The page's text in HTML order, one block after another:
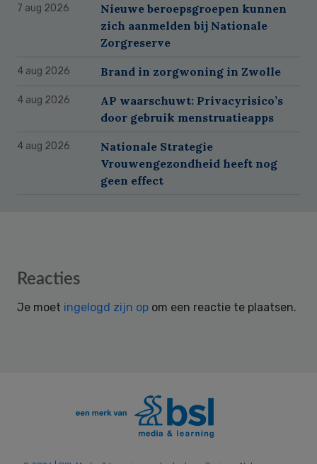
7 aug 2026
Nieuwe beroepsgroepen kunnen
zich aanmelden bij Nationale
Zorgreserve
4 aug 2026 Brand in zorgwoning in Zwolle
4 aug 2026
AP waarschuwt: Privacyrisico’s
door gebruik menstruatieapps
4 aug 2026
Nationale Strategie
Vrouwengezondheid heeft nog
geen effect
Reader
Reacties
Je moet ingelogd zijn op om een reactie te plaatsen.